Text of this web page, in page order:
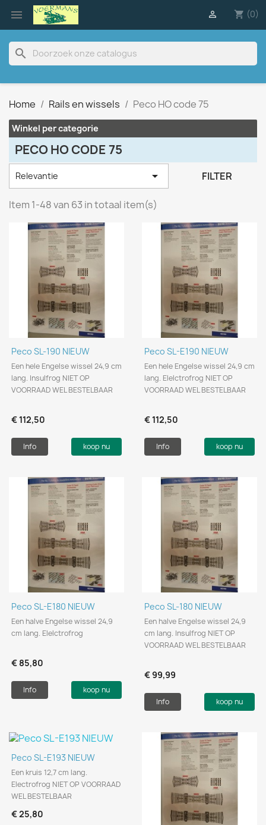
 shopping_cart (0)

search
Home Rails en wissels Peco HO code 75
Winkel per categorie
PECO HO CODE 75
Relevantie  FILTER
Item 1-48 van 63 in totaal item(s)
Peco SL-190 NIEUW
Een hele Engelse wissel 24,9 cm
lang. Insulfrog NIET OP
VOORRAAD WEL BESTELBAAR
€ 112,50
Info koop nu
Peco SL-E190 NIEUW
Een hele Engelse wissel 24,9 cm
lang. Elelctrofrog NIET OP
VOORRAAD WEL BESTELBAAR
€ 112,50
Info koop nu
Peco SL-E180 NIEUW
Een halve Engelse wissel 24,9
cm lang. Elelctrofrog
€ 85,80
Info koop nu
Peco SL-180 NIEUW
Een halve Engelse wissel 24,9
cm lang. Insulfrog NIET OP
VOORRAAD WEL BESTELBAAR
€ 99,99
Info koop nu
Peco SL-E193 NIEUW
Een kruis 12,7 cm lang.
Electrofrog NIET OP VOORRAAD
WEL BESTELBAAR
€ 25,80